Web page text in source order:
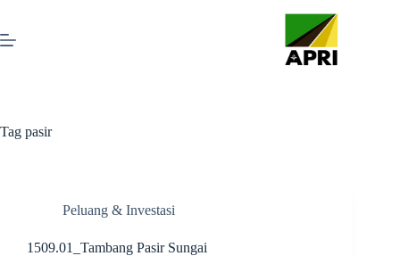
Tag pasir
Peluang & Investasi
1509.01_Tambang Pasir Sungai